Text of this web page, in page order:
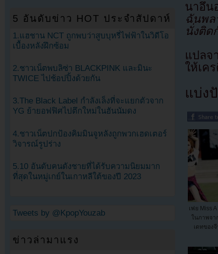
นาอึน
ฉันพล
นั่งติด
แปล
ให้เค
แบ่ง
เฟย Miss
ในภาพจา
เดทของ
5 อันดับข่าว HOT ประจำสัปดาห์
1.แฮชาน NCT ถูกพบว่าสูบบุหรี่ไฟฟ้าในวิดีโอ
เบื้องหลังฝึกซ้อม
2.ชาวเน็ตพบลิซ่า BLACKPINK และมินะ
TWICE ไปช้อปปิ้งด้วยกัน
3.The Black Label กำลังเล็งที่จะแยกตัวจาก
YG ย้ายอฟฟิศไปตึกใหม่ในฮันนัมดง
4.ชาวเน็ตปกป้องคิมมินจูหลังถูกพวกเฮดเตอร์
วิจารณ์รูปร่าง
5.10 อันดับคนดังชายที่ได้รับความนิยมมาก
ที่สุดในหมู่เกย์ในเกาหลีใต้ของปี 2023
Tweets by @KpopYouzab
ข่าวล่ามาแรง